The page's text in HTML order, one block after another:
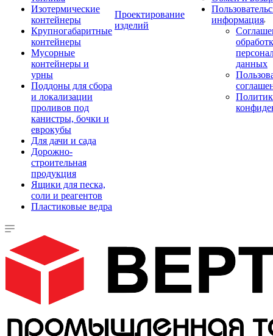
Изотермические
контейнеры
Крупногабаритные
контейнеры
Мусорные
контейнеры и
урны
Поддоны для сбора
и локализации
проливов под
канистры, бочки и
еврокубы
Для дачи и сада
Дорожно-
строительная
продукция
Ящики для песка,
соли и реагентов
Пластиковые ведра
Проектирование
изделий
информация
данных